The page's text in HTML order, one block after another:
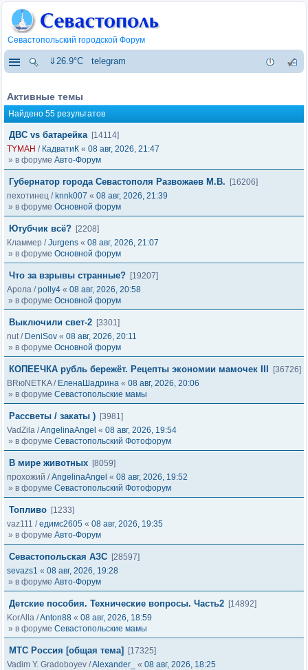
Севастопольский городской Форум
⇓26.9°C telegram
Активные темы
Найдено 55 результатов
ДВС vs батарейка [14114]
TYMAH / КадватиК « 08 авг, 2026, 21:47
» в форуме Авто-Форум
Губернатор города Севастополя Развожаев М.В.
[16206]
пехотинец / knnk007 « 08 авг, 2026, 21:39
» в форуме Основной форум
Ютубчик всё? [2208]
Кламмер /Jurgens « 08 авг, 2026, 21:07
» в форуме Основной форум
Что за взрывы странные? [19207]
Арола /polly4 « 08 авг, 2026, 20:58
» в форуме Основной форум
Выключили свет-2 [3301]
nut/ DeniSov « 08 авг, 2026, 20:11
» в форуме Основной форум
КОПЕЕЧКА рубль бережёт. Рецепты экономии мамочек III
[36726]
BRюNETKA/ ЕленаШадрина « 08 авг, 2026, 20:06
» в форуме Севастопольские мамы
Рассветы / закаты ) [3981]
VadZila /AngelinaAngel « 08 авг, 2026, 19:54
» в форуме Севастопольский Фотофорум
В мире животных [8059]
прохожий /AngelinaAngel « 08 авг, 2026, 19:52
» в форуме Севастопольский Фотофорум
Топливо [1233]
vaz111 /едимс2605 « 08 авг, 2026, 19:35
» в форуме Авто-Форум
Севастопольская АЗС [28597]
sevazs1 « 08 авг, 2026, 19:28
» в форуме Авто-Форум
Детские пособия. Технические вопросы. Часть2 [14892]
KorAlla /Anton88 « 08 авг, 2026, 18:59
» в форуме Севастопольские мамы
МТС Россия [общая тема]
[17325]
Vadim Y. Gradoboyev /Alexander_ « 08 авг, 2026, 18:25